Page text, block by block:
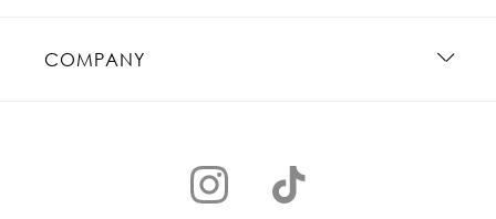
COMPANY